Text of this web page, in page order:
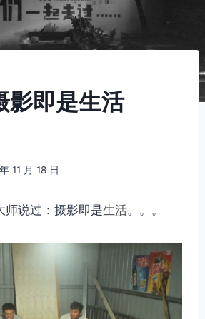
影即是生活
11 月 18 日
师说过：摄影即是生活。。。